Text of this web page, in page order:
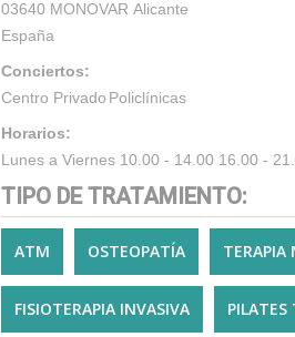
03640 MONOVAR Alicante
España
Conciertos:
Centro Privado Policlínicas
Horarios:
Lunes a Viernes 10.00 - 14.00 16.00 -
TIPO DE TRATAMIENTO:
ATM OSTEOPATÍA TERAPIA
FISIOTERAPIA INVASIVA PILATES